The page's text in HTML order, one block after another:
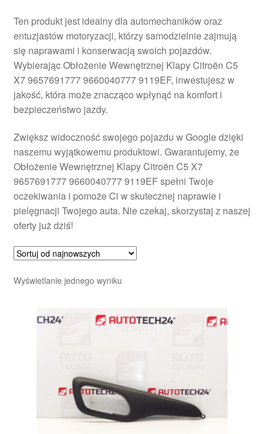
Polityka prywatności
Procedura reklamacyjna
Skarga
Wózek
Zamówienia
Zasady i warunki
Ten produkt jest idealny dla automechaników oraz
entuzjastów motoryzacji, którzy samodzielnie zajmują
się naprawami i konserwacją swoich pojazdów.
Wybierając Obłożenie Wewnętrznej Klapy Citroën C5
X7 9657691777 9660040777 9119EF, inwestujesz w
jakość, która może znacząco wpłynąć na komfort i
bezpieczeństwo jazdy.
Zwiększ widoczność swojego pojazdu w Google dzięki
naszemu wyjątkowemu produktowi. Gwarantujemy, że
Obłożenie Wewnętrznej Klapy Citroën C5 X7
9657691777 9660040777 9119EF spełni Twoje
oczekiwania i pomoże Ci w skutecznej naprawie i
pielęgnacji Twojego auta. Nie czekaj, skorzystaj z naszej
oferty już dziś!
Wyświetlanie jednego wyniku